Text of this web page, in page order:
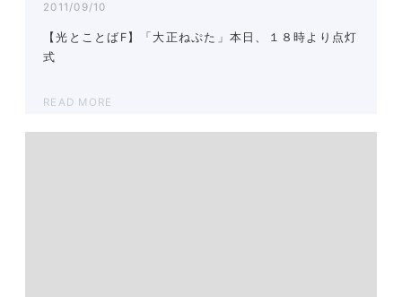
2011/09/10
【光とことばF】「大正ねぷた」本日、１８時より点灯
式
READ MORE